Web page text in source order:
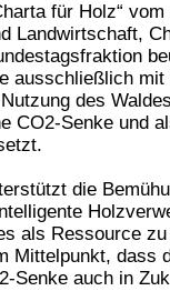
für Holz“ vom
Landwirtschaft,
ausschließlich mit
des
CO2-Senke und
die
als Ressource
Mittelpunkt, dass
Senke auch in